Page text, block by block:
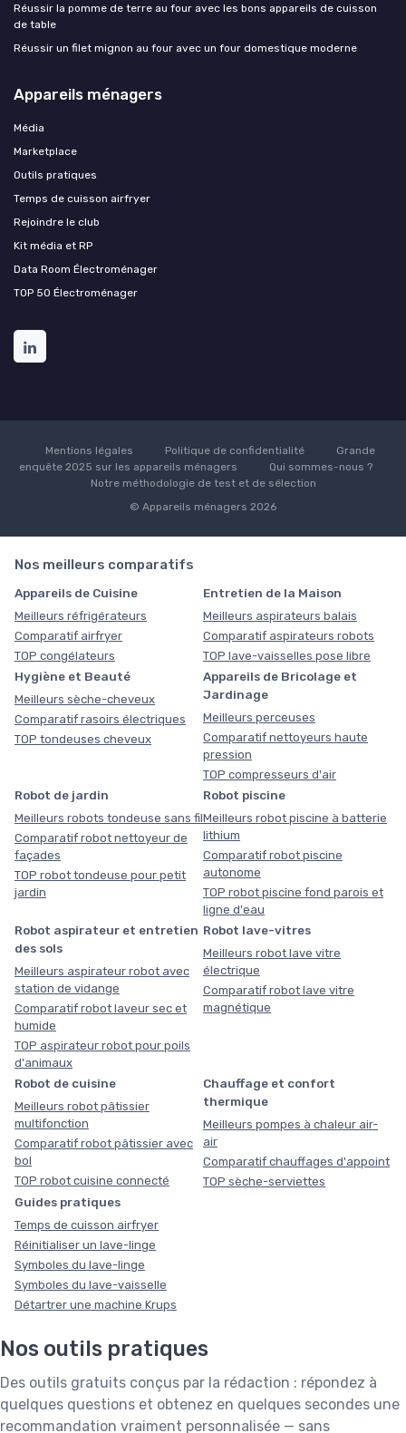
Réussir la pomme de terre au four avec les bons appareils de cuisson
de table
Réussir un filet mignon au four avec un four domestique moderne
Appareils ménagers
Média
Marketplace
Outils pratiques
Temps de cuisson airfryer
Rejoindre le club
Kit média et RP
Data Room Électroménager
TOP 50 Électroménager
Mentions légales Politique de confidentialité
Grande
enquête 2025 sur les appareils ménagers
Qui sommes-nous ?
Notre méthodologie de test et de sélection
© Appareils ménagers 2026
Nos meilleurs comparatifs
Appareils de Cuisine
Meilleurs réfrigérateurs
Comparatif airfryer
TOP congélateurs
Entretien de la Maison
Meilleurs aspirateurs balais
Comparatif aspirateurs robots
TOP lave-vaisselles pose libre
Hygiène et Beauté
Meilleurs sèche-cheveux
Comparatif rasoirs électriques
TOP tondeuses cheveux
Appareils de Bricolage et
Jardinage
Meilleurs perceuses
Comparatif nettoyeurs haute
pression
TOP compresseurs d'air
Robot de jardin
Meilleurs robots tondeuse sans fil
Comparatif robot nettoyeur de
façades
TOP robot tondeuse pour petit
jardin
Robot piscine
Meilleurs robot piscine à batterie
lithium
Comparatif robot piscine
autonome
TOP robot piscine fond parois et
ligne d'eau
Robot aspirateur et entretien
des sols
Meilleurs aspirateur robot avec
station de vidange
Comparatif robot laveur sec et
humide
TOP aspirateur robot pour poils
d'animaux
Robot lave-vitres
Meilleurs robot lave vitre
électrique
Comparatif robot lave vitre
magnétique
Robot de cuisine
Meilleurs robot pâtissier
multifonction
Comparatif robot pâtissier avec
bol
TOP robot cuisine connecté
Chauffage et confort
thermique
Meilleurs pompes à chaleur air-
air
Comparatif chauffages d'appoint
TOP sèche-serviettes
Guides pratiques
Temps de cuisson airfryer
Réinitialiser un lave-linge
Symboles du lave-linge
Symboles du lave-vaisselle
Détartrer une machine Krups
Nos outils pratiques
Des outils gratuits conçus par la rédaction : répondez à
quelques questions et obtenez en quelques secondes une
recommandation vraiment personnalisée — sans